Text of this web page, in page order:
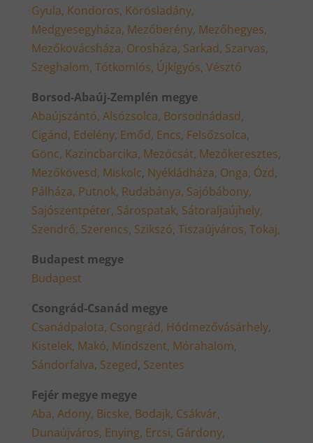
Gyula, Kondoros, Körösladány,
Medgyesegyháza, Mezőberény, Mezőhegyes,
Mezőkovácsháza, Orosháza, Sarkad, Szarvas,
Szeghalom, Tótkomlós, Újkígyós, Vésztő
Borsod-Abaúj-Zemplén megye
Abaújszántó, Alsózsolca, Borsodnádasd,
Cigánd, Edelény, Emőd, Encs, Felsőzsolca,
Gönc, Kazincbarcika, Mezőcsát, Mezőkeresztes,
Mezőkövesd, Miskolc, Nyékládháza, Onga, Ózd,
Pálháza, Putnok, Rudabánya, Sajóbábony,
Sajószentpéter, Sárospatak, Sátoraljaújhely,
Szendrő, Szerencs, Szikszó, Tiszaújváros, Tokaj,
Budapest megye
Budapest
Csongrád-Csanád megye
Csanádpalota, Csongrád, Hódmezővásárhely,
Kistelek, Makó, Mindszent, Mórahalom,
Sándorfalva, Szeged, Szentes
Fejér megye megye
Aba, Adony, Bicske, Bodajk, Csákvár,
Dunaújváros, Enying, Ercsi, Gárdony,